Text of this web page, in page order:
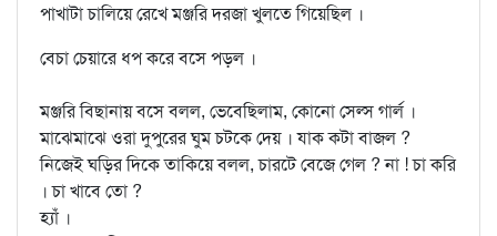
পাখাটা চালিয়ে রেখে মঞ্জরি দরজা খুলতে গিয়েছিল ।
বেচা চেয়ারে ধপ করে বসে পড়ল ।
মঞ্জরি বিছানায় বসে বলল, ভেবেছিলাম, কোনো সেল্স গার্ল ।
মাঝেমাঝে ওরা দুপুরের ঘুম চটকে দেয় । যাক কটা বাজল ?
নিজেই ঘড়ির দিকে তাকিয়ে বলল, চারটে বেজে গেল ? না ! চা করি
। চা খাবে তো ?
হ্যাঁ ।